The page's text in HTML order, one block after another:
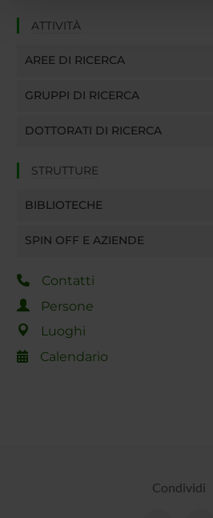
con altre informazioni che hai
ATTIVITÀ
AREE DI RICERCA
GRUPPI DI RICERCA
DOTTORATI DI RICERCA
STRUTTURE
BIBLIOTECHE
SPIN OFF E AZIENDE
Contatti
Persone
Luoghi
Calendario
Condividi